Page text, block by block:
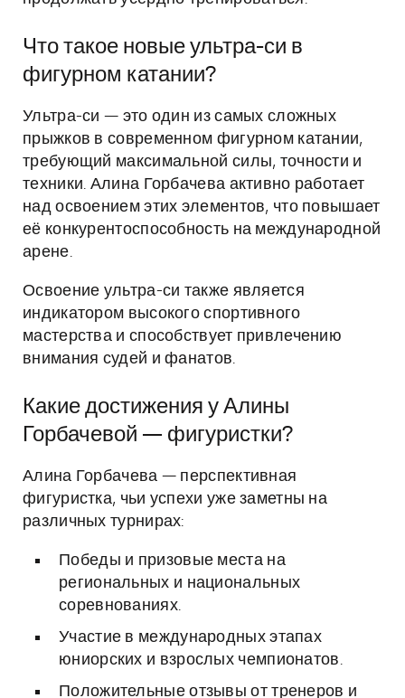
Что такое новые ультра-си в
фигурном катании?
Ультра-си — это один из самых сложных
прыжков в современном фигурном катании,
требующий максимальной силы, точности и
техники. Алина Горбачева активно работает
над освоением этих элементов, что повышает
её конкурентоспособность на международной
арене.
Освоение ультра-си также является
индикатором высокого спортивного
мастерства и способствует привлечению
внимания судей и фанатов.
Какие достижения у Алины
Горбачевой — фигуристки?
Алина Горбачева — перспективная
фигуристка, чьи успехи уже заметны на
различных турнирах:
Победы и призовые места на
региональных и национальных
соревнованиях.
Участие в международных этапах
юниорских и взрослых чемпионатов.
Положительные отзывы от тренеров и